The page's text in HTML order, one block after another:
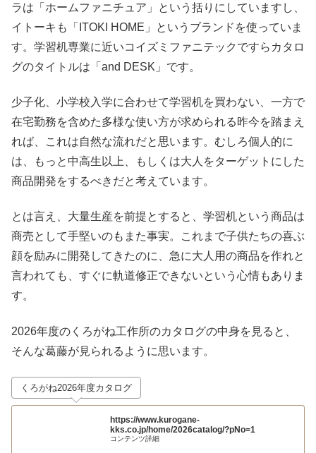
ラは「ホームファニチュア」という括りにしていますし、
イトーキも「ITOKI HOME」というブランドを使っていま
す。学習机専業に近いコイズミファニテックですらカタロ
グのタイトルは「and DESK」です。
少子化、小学校入学に合わせて学習机を買わない、一方で
在宅勤務を含めた多様な使い方が求められる昨今を踏まえ
れば、これは自然な流れだと思います。むしろ個人的に
は、もっと中高生以上、もしくは大人をターゲットにした
商品開発をするべきだと考えています。
とは言え、大量生産を前提とすると、学習机という商品は
商売として手堅いのもまた事実。これまで子供たちの喜ぶ
顔を励みに開発してきたのに、急に大人用の商品を作れと
言われても、すぐに軌道修正できないという心情もありま
す。
2026年度のくろがね工作所のカタログの中身を見ると、
そんな葛藤が見られるように思います。
くろがね2026年度カタログ
https://www.kurogane-
kks.co.jp/home/2026catalog/?pNo=1
コンテンツ詳細